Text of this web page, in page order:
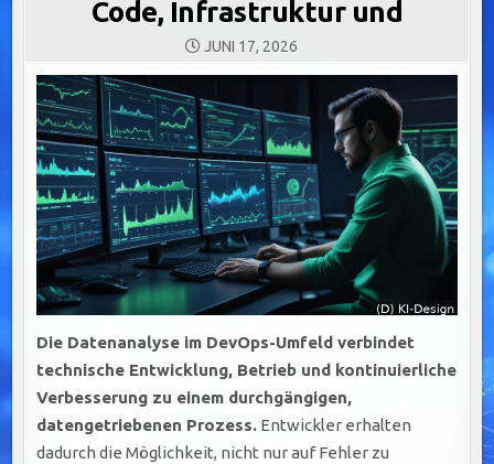
Code, Infrastruktur und
JUNI 17, 2026
Die Datenanalyse im DevOps-Umfeld verbindet
technische Entwicklung, Betrieb und kontinuierliche
Verbesserung zu einem durchgängigen,
datengetriebenen Prozess. Entwickler erhalten
dadurch die Möglichkeit, nicht nur auf Fehler zu